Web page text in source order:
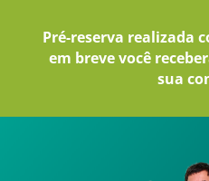
Pré-reserva realizada
em breve você
sua